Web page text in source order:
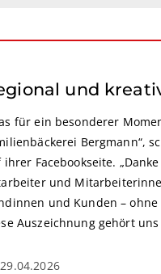
und
für ein besonderer
Bergmann“,
ihrer Facebookseite.
und
und Kunden –
Auszeichnung gehört uns
29.04.2026